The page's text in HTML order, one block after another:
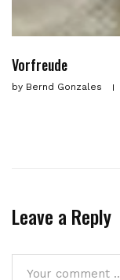
Vorfreude
by Bernd Gonzales
Leave a Reply